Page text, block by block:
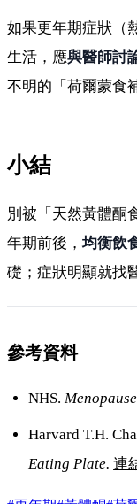
如果更年期症狀（
生活，應與醫師討
不明的「荷爾蒙食
小結
別被「天然黃體
年期前後，均衡飲
礎；症狀明顯就找
參考資料
NHS.
Harvard T.H.
Eating Plate. 連